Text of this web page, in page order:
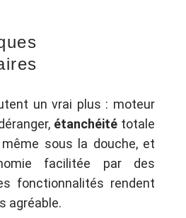
un vrai plus : moteur
étanchéité totale
sous la douche, et
facilitée par des
fonctionnalités rendent
agréable.